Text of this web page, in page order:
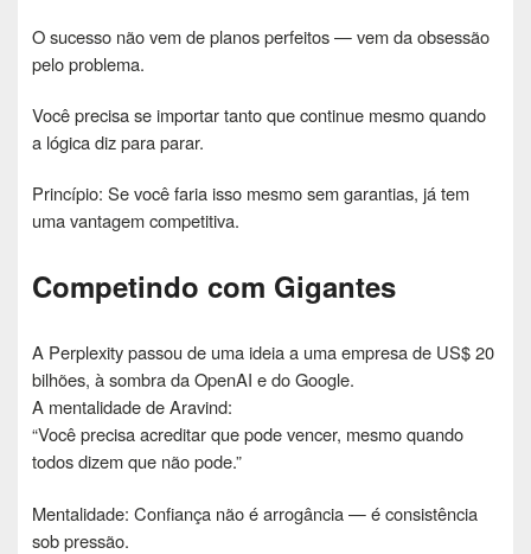
O sucesso não vem de planos perfeitos — vem da obsessão
pelo problema.
Você precisa se importar tanto que continue mesmo quando
a lógica diz para parar.
Princípio: Se você faria isso mesmo sem garantias, já tem
uma vantagem competitiva.
Competindo com Gigantes
A Perplexity passou de uma ideia a uma empresa de US$ 20
bilhões, à sombra da OpenAI e do Google.
A mentalidade de Aravind:
“Você precisa acreditar que pode vencer, mesmo quando
todos dizem que não pode.”
Mentalidade: Confiança não é arrogância — é consistência
sob pressão.